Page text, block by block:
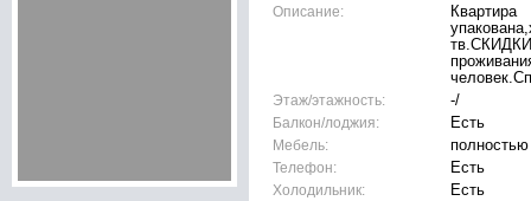
Описание:
Квартира
Этаж/этажность:
-/
Балкон/лоджия:
Есть
Мебель:
полностью
Телефон:
Есть
Холодильник:
Есть